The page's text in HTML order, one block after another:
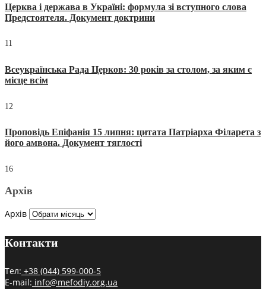
Церква і держава в Україні: формула зі вступного слова
Предстоятеля. Документ доктрини
11
Всеукраїнська Рада Церков: 30 років за столом, за яким є
місце всім
12
Проповідь Епіфанія 15 липня: цитата Патріарха Філарета з
його амвона. Документ тяглості
16
Архів
Архів
Контакти
Тел: +38 (044) 599-000-5
E-mail: info@mefodiy.org.ua